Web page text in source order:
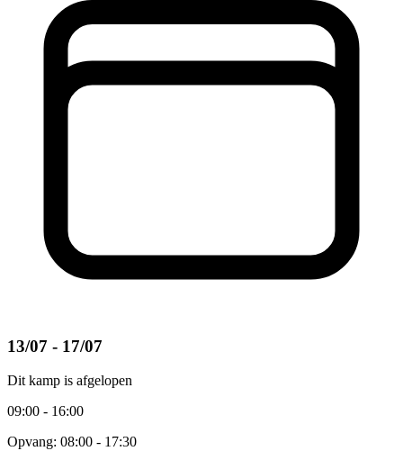
13/07 - 17/07
Dit kamp is afgelopen
09:00 - 16:00
Opvang: 08:00 - 17:30